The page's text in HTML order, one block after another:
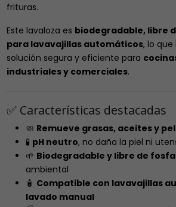
frituras.
Este lavaloza es biodegradable, libre
para lavavajillas automáticos, lo
solución segura y eficiente para
industriales y comerciales.
✅ Características destacadas
🧼 Remueve grasas, aceites y
🧪 pH neutro, no daña la piel ni
🌱 Biodegradable y libre de
ambiental
🧴 Compatible con lavavajillas
lavado manual